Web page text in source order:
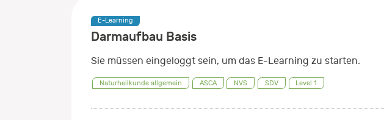
E-Learning
Darmaufbau Basis
Sie müssen eingeloggt sein, um das E-Learning zu starten.
Naturheilkunde allgemein ASCA NVS SDV Level 1